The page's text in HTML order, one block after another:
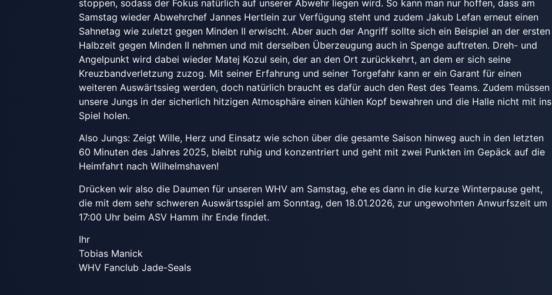
stoppen, sodass der Fokus natürlich auf unserer Abwehr liegen wird. So kann man nur hoffen, dass am
Samstag wieder Abwehrchef Jannes Hertlein zur Verfügung steht und zudem Jakub Lefan erneut einen
Sahnetag wie zuletzt gegen Minden II erwischt. Aber auch der Angriff sollte sich ein Beispiel an der ersten
Halbzeit gegen Minden II nehmen und mit derselben Überzeugung auch in Spenge auftreten. Dreh- und
Angelpunkt wird dabei wieder Matej Kozul sein, der an den Ort zurückkehrt, an dem er sich seine
Kreuzbandverletzung zuzog. Mit seiner Erfahrung und seiner Torgefahr kann er ein Garant für einen
weiteren Auswärtssieg werden, doch natürlich braucht es dafür auch den Rest des Teams. Zudem müssen
unsere Jungs in der sicherlich hitzigen Atmosphäre einen kühlen Kopf bewahren und die Halle nicht mit ins
Spiel holen.
Also Jungs: Zeigt Wille, Herz und Einsatz wie schon über die gesamte Saison hinweg auch in den letzten
60 Minuten des Jahres 2025, bleibt ruhig und konzentriert und geht mit zwei Punkten im Gepäck auf die
Heimfahrt nach Wilhelmshaven!
Drücken wir also die Daumen für unseren WHV am Samstag, ehe es dann in die kurze Winterpause geht,
die mit dem sehr schweren Auswärtsspiel am Sonntag, den 18.01.2026, zur ungewohnten Anwurfszeit um
17:00 Uhr beim ASV Hamm ihr Ende findet.
Ihr
Tobias Manick
WHV Fanclub Jade-Seals